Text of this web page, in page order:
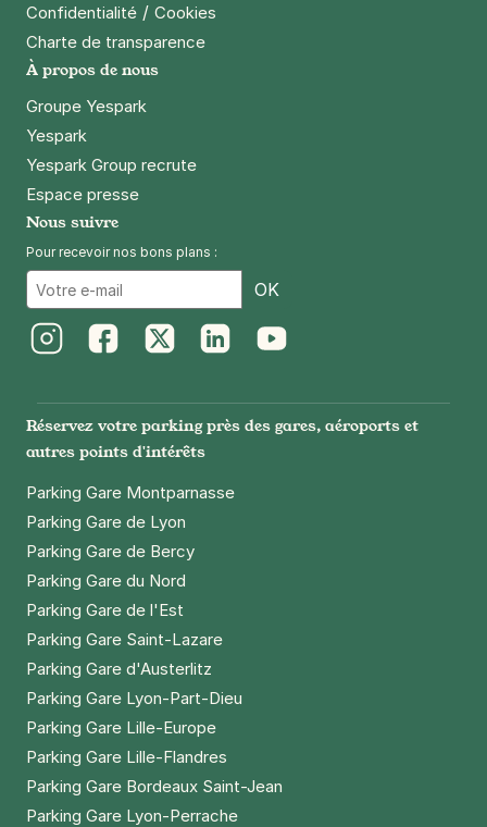
Confidentialité / Cookies
Charte de transparence
À propos de nous
Groupe Yespark
Yespark
Yespark Group recrute
Espace presse
Nous suivre
Pour recevoir nos bons plans :
OK
Réservez votre parking près des gares, aéroports et
autres points d'intérêts
Parking Gare Montparnasse
Parking Gare de Lyon
Parking Gare de Bercy
Parking Gare du Nord
Parking Gare de l'Est
Parking Gare Saint-Lazare
Parking Gare d'Austerlitz
Parking Gare Lyon-Part-Dieu
Parking Gare Lille-Europe
Parking Gare Lille-Flandres
Parking Gare Bordeaux Saint-Jean
Parking Gare Lyon-Perrache